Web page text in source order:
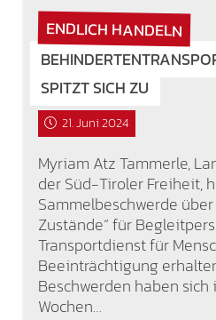
ENDLICH HANDELN
SPITZT SICH ZU
21. Juni 2024
Myriam Atz Tammerle,
der Süd-Tiroler Freiheit,
Sammelbeschwerde
Zustände“ für
Transportdienst für
Beeinträchtigung
Beschwerden haben
Wochen…